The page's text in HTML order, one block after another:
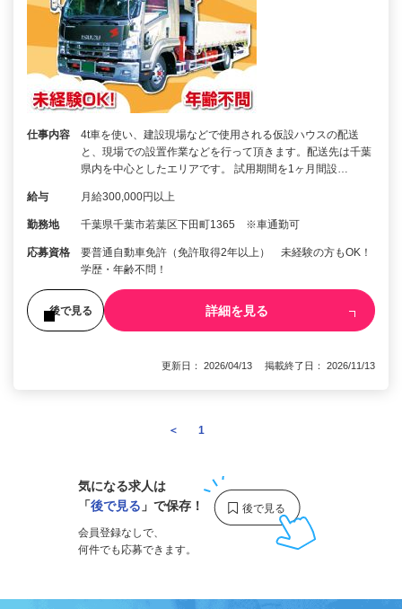
仕事内容
4t車を使い、建設現場などで使用される仮設ハウスの配送
と、現場での設置作業などを行って頂きます。配送先は千葉
県内を中心としたエリアです。 試用期間を1ヶ月間設…
給与 月給300,000円以上
勤務地 千葉県千葉市若葉区下田町1365 ※車通勤可
応募資格
要普通自動車免許（免許取得2年以上） 未経験の方もOK！
学歴・年齢不問！
後で見る 詳細を見る
更新日： 2026/04/13 掲載終了日： 2026/11/13
＜ 1
気になる求人は
「後で見る 」で保存！
会員登録なしで、
何件でも応募できます。